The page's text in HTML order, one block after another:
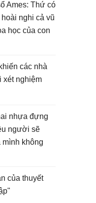
Ames: Thứ có
nghi cả vũ
học của con
các nhà
xét nghiệm
nhựa đựng
người sẽ
không
của thuyết